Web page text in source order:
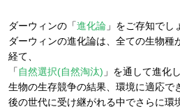
ダーウィンの「進化論 」をご存知でし
ダーウィンの進化論は、全ての生物種
経て、
「 自然選択(自然淘汰) 」を通して進化
生物の生存競争の結果、環境に適応で
後の世代に受け継がれる中でさらに環